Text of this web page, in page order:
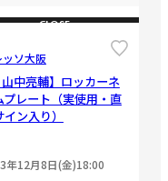
CLOSE
ッソ大阪
山中亮輔】ロッカーネ
プレート（実使用・直
ン入り）
年12月8日(金)18:00